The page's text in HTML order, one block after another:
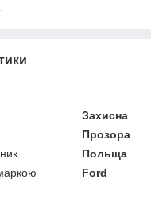
Захисна
Прозора
Польща
Ford